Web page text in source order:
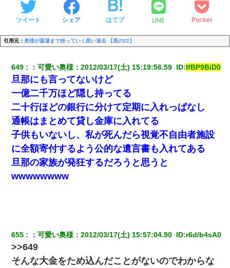
ツイート シェア はてブ LINE Pocket
引用元： 奥様が墓場まで持っていく黒い過去 【黒の22】
649 ：可愛い奥様 ：2012/03/17(土) 15:19:56.59 ID:lfBP9BiD0
旦那にも言ってないけど
一億二千万ほど隠し持ってる
二十行ほどの銀行に分けて定期に入れっぱなし
通帳はまとめて貸し金庫に入れてる
子供もいないし、私が死んだら視覚不自由者施設
に全額寄付するよう公的な遺言書も入れてある
旦那の家族が発狂するだろうと思うと
wwwwwwww
655 ：可愛い奥様 ：2012/03/17(土) 15:57:04.90 ID:r6d/b4sA0
>>649
そんな大金をため込んだことがないのでわからな